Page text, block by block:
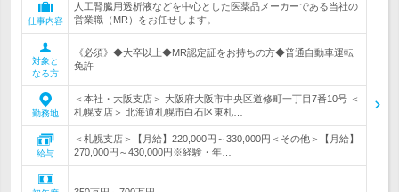
仕事内容
人工腎臓用透析液などを中心とした医薬品メーカーである当社の
営業職（MR）をお任せします。
対象と
なる方
《必須》◆大卒以上◆MR認定証をお持ちの方◆普通自動車運転
免許
勤務地
＜本社・大阪支店＞ 大阪府大阪市中央区道修町一丁目7番10号 ＜
札幌支店＞ 北海道札幌市白石区東札…
給与
＜札幌支店＞【月給】220,000円～330,000円＜その他＞【月給】
270,000円～430,000円※経験・年…